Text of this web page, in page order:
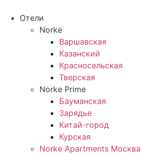
содержимому
Отели
Norke
Варшавская
Казанский
Красносельская
Тверская
Norke Prime
Бауманская
Зарядье
Китай-город
Курская
Norke Apartments Москва